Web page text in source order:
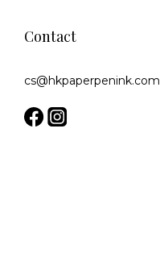
Contact
cs@hkpaperpenink.com